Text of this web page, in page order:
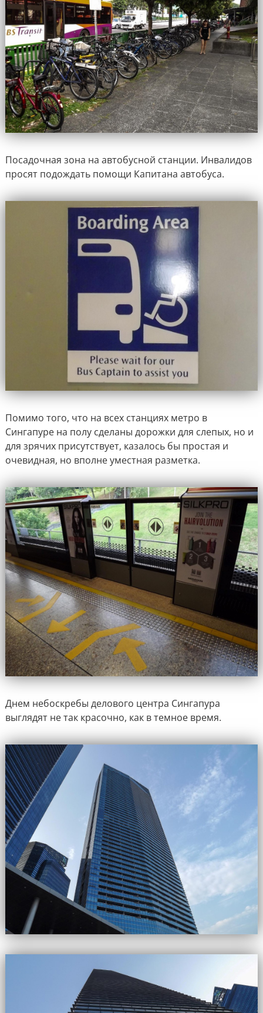
Посадочная зона на автобусной станции. Инвалидов
просят подождать помощи Капитана автобуса.
Помимо того, что на всех станциях метро в
Сингапуре на полу сделаны дорожки для слепых, но и
для зрячих присутствует, казалось бы простая и
очевидная, но вполне уместная разметка.
Днем небоскребы делового центра Сингапура
выглядят не так красочно, как в темное время.